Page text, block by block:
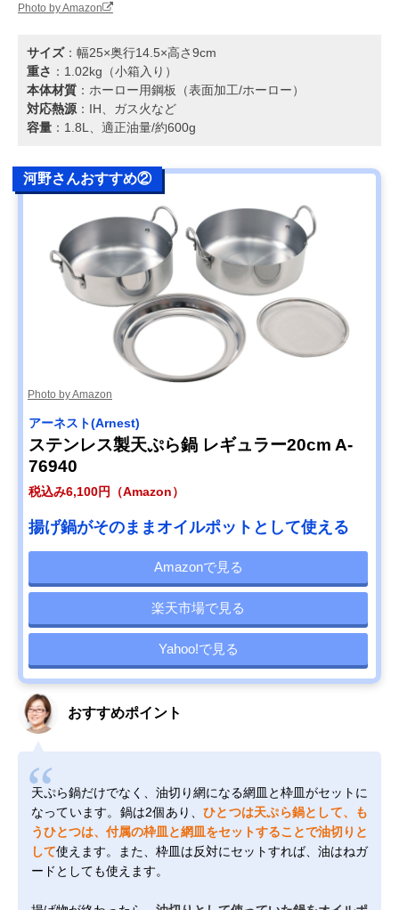
Photo by Amazon
サイズ：幅25×奥行14.5×高さ9cm
重さ ：1.02kg（小箱入り）
本体材質 ：ホーロー用鋼板（表面加工/ホーロー）
対応熱源 ：IH、ガス火など
容量 ：1.8L、適正油量/約600g
河野さんおすすめ②
Photo by Amazon
アーネスト(Arnest)
ステンレス製天ぷら鍋 レギュラー20cm A-
76940
税込み6,100円（Amazon）
揚げ鍋がそのままオイルポットとして使える
Amazonで見る
楽天市場で見る
Yahoo!で見る
おすすめポイント
天ぷら鍋だけでなく、油切り網になる網皿と枠皿がセットに
なっています。鍋は2個あり、ひとつは天ぷら鍋として、も
うひとつは、付属の枠皿と網皿をセットすることで油切りと
して使えます。また、枠皿は反対にセットすれば、油はねガ
ードとしても使えます。